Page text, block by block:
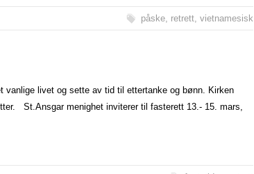
påske, retrett, vietnamesisk
vanlige livet og sette av tid til ettertanke og bønn. Kirken
St.Ansgar menighet inviterer til fasterett 13.- 15. mars,